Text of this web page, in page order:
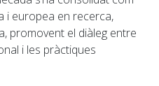
i europea en recerca,
promovent el diàleg entre
i les pràctiques